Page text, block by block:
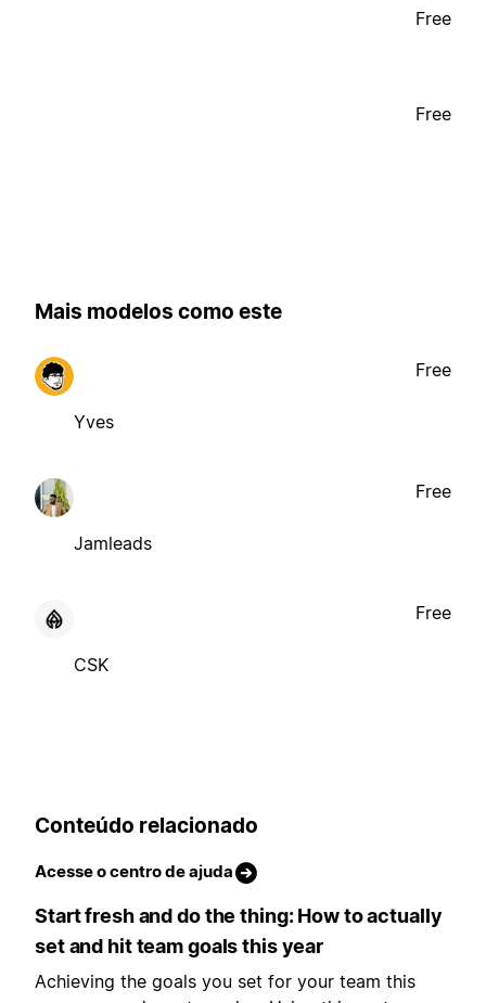
Free
Free
Mais modelos como este
Yves
Free
Jamleads
Free
CSK
Free
Conteúdo relacionado
Acesse o centro de ajuda
Start fresh and do the thing: How to actually
set and hit team goals this year
Achieving the goals you set for your team this